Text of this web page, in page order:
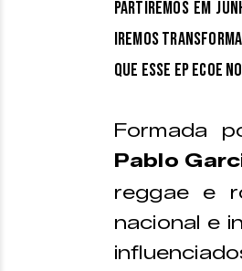
Partiremos em
iremos
que esse EP ecoe
Formada
Pablo
reggae e
nacional e